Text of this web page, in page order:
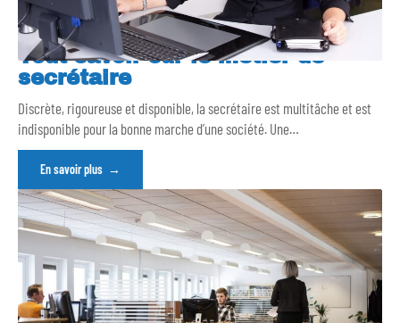
Tout savoir sur le métier de
secrétaire
Discrète, rigoureuse et disponible, la secrétaire est multitâche et est
indisponible pour la bonne marche d’une société. Une…
En savoir plus